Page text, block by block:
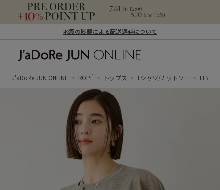
地震の影響による配送遅延について
ン オンライン）
J'aDoRe JUN ONLINE ROPÉ トップス Tシャツ/カットソー